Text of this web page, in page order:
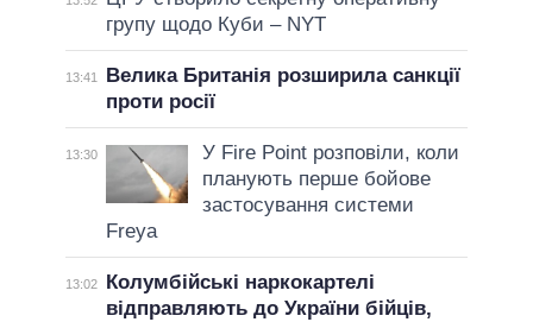
групу щодо Куби – NYT
13:41
Велика Британія розширила санкції
проти росії
13:30
У Fire Point розповіли, коли
планують перше бойове
застосування системи
Freya
13:02
Колумбійські наркокартелі
відправляють до України бійців,